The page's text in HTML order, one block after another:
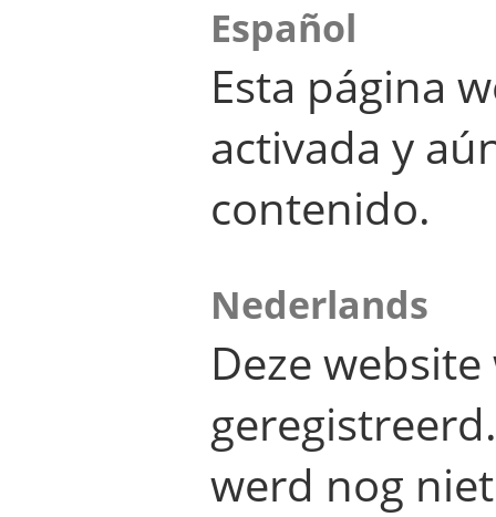
Español
Esta página
activada y
contenido.
Nederlands
Deze
werd nog